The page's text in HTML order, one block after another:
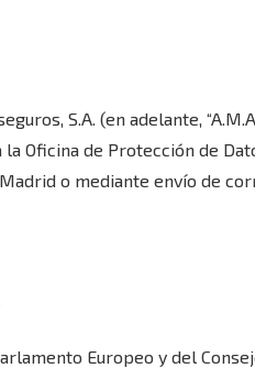
S.A. (en adelante,
Oficina de Protección de
o mediante envío de
Europeo y del